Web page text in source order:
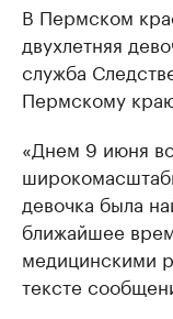
В Пермском
двухлетняя
служба
Пермскому
«Днем 9 июня
девочка была
ближайшее
медицинскими
тексте